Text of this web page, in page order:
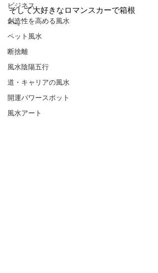
ビジネス
創造性を高める風水
ペット風水
断捨離
風水陰陽五行
道・キャリアの風水
開運パワースポット
風水アート
そして大好きなロマンスカーで箱根
へ。